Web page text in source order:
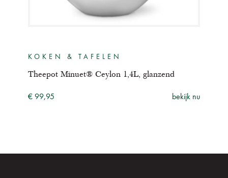
KOKEN & TAFELEN
Theepot Minuet® Ceylon 1,4L, glanzend
€ 99,95 bekijk nu